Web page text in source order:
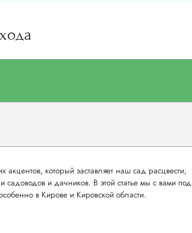
который заставляет наш сад расцвести,
садоводов и дачников. В этой статье мы с вами
в Кирове и Кировской области.